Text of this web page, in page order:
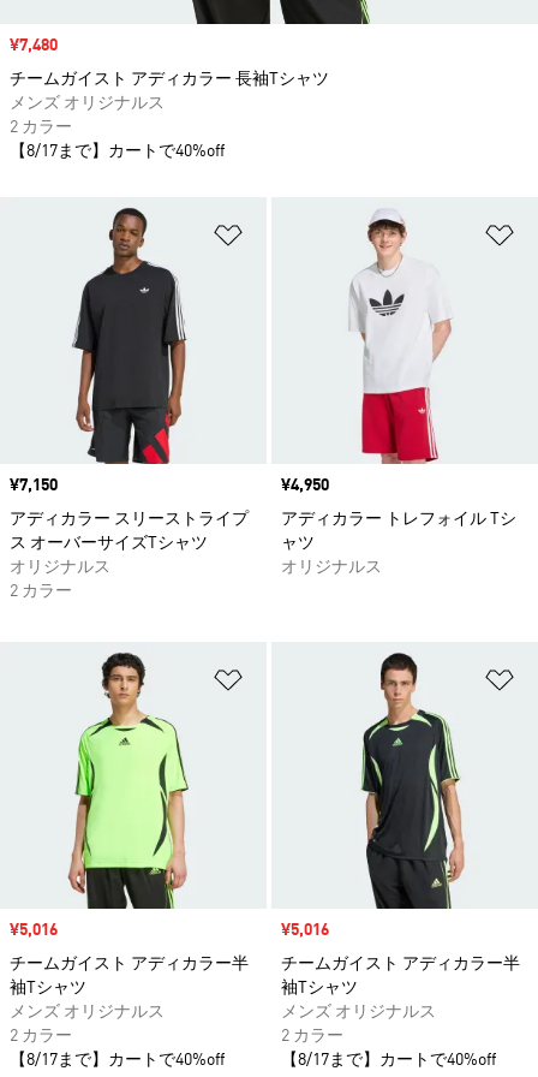
ほしいものリストに追加
価格
¥7,150
アディカラー スリーストライプ
ス オーバーサイズTシャツ
オリジナルス
2 カラー
価格
¥4,950
アディカラー トレフォイル Tシ
ャツ
オリジナルス
ほしいものリストに追加
セール価格
¥5,016
チームガイスト アディカラー半
袖Tシャツ
メンズ オリジナルス
2 カラー
【8/17まで】カートで40%off
セール価格
¥5,016
チームガイスト アディカラー半
袖Tシャツ
メンズ オリジナルス
2 カラー
【8/17まで】カートで40%off
セール価格
¥7,480
チームガイスト アディカラー 長袖Tシャツ
メンズ オリジナルス
2 カラー
【8/17まで】カートで40%off